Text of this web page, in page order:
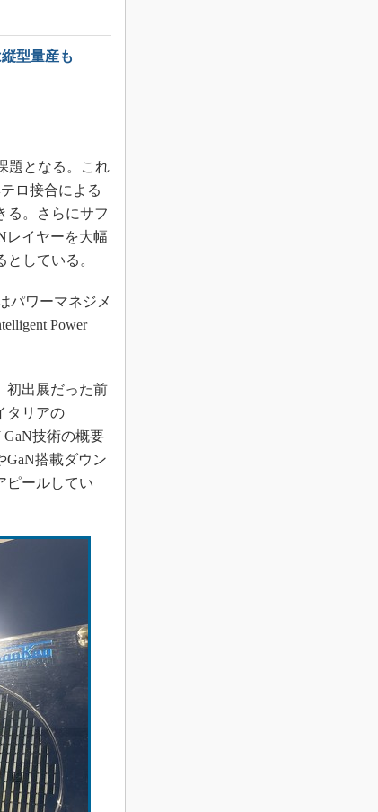
型量産も
題となる。これ
ロ接合による
る。さらにサフ
レイヤーを大幅
している。
パワーマネジメ
Power
初出展だった前
タリアの
GaN技術の概要
GaN搭載ダウン
ピールしてい